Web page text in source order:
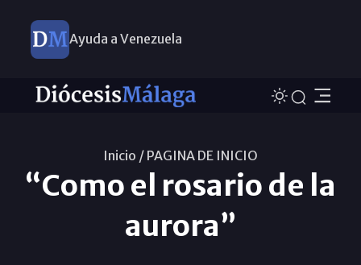
Ayuda a Venezuela
Inicio / PAGINA DE INICIO
“Como el rosario de la
aurora”